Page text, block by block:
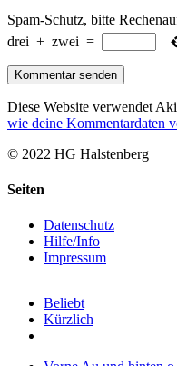
Spam-Schutz, bitte
drei + zwei =
Diese Website verwendet
wie deine Kommentardaten
© 2022 HG Halstenberg
Toggle
Area
Seiten
Datenschutz
Hilfe/Info
Impressum
Beliebt
Kürzlich